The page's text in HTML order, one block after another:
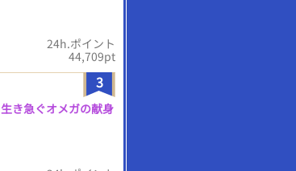
24h.ポイント
44,709pt
3
生き急ぐオメガの献身